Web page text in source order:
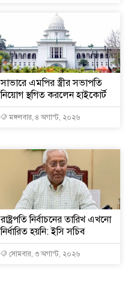
সাভারে এমপির স্ত্রীর সভাপতি
নিয়োগ স্থগিত করলেন হাইকোর্ট
মঙ্গলবার, ৪ অগাস্ট, ২০২৬
রাষ্ট্রপতি নির্বাচনের তারিখ এখনো
নির্ধারিত হয়নি: ইসি সচিব
সোমবার, ৩ অগাস্ট, ২০২৬